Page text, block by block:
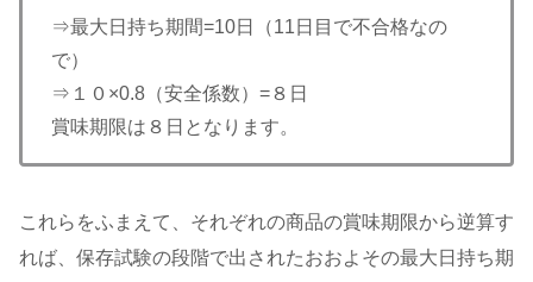
⇒最大日持ち期間=10日（11日目で不合格なの
で）
⇒１０×0.8（安全係数）=８日
賞味期限は８日となります。
これらをふまえて、それぞれの商品の賞味期限から逆算す
れば、保存試験の段階で出されたおおよその最大日持ち期